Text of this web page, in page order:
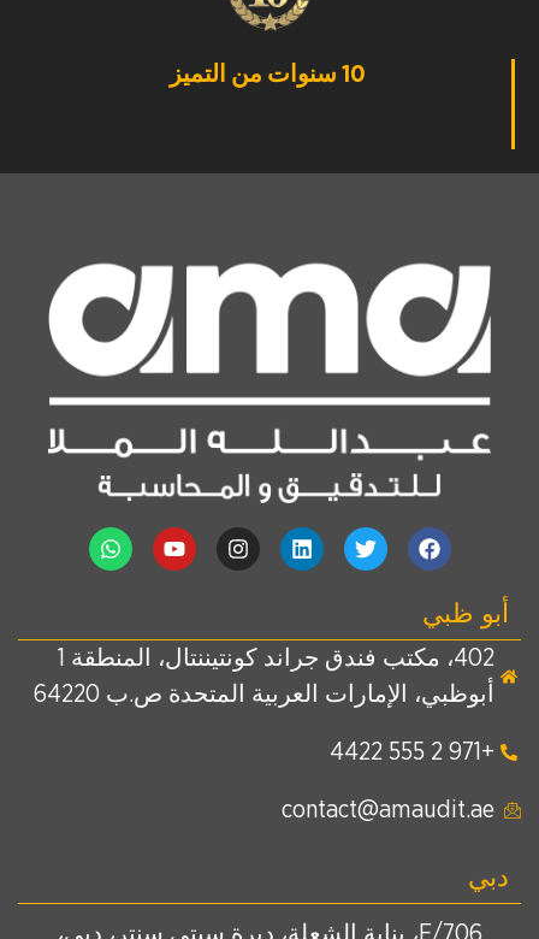
10 سنوات من التميز
أبو ظبي
402، مكتب فندق جراند كونتيننتال، المنطقة 1
أبوظبي، الإمارات العربية المتحدة ص.ب 64220
+971 2 555 4422
contact@amaudit.ae
دبي
E/706، بناية الشعلة، ديرة سيتي سنتر، دبي،